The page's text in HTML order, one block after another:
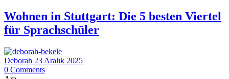
Wohnen in Stuttgart: Die 5 besten Viertel
für Sprachschüler
Deborah 23 Aralık 2025
0 Comments